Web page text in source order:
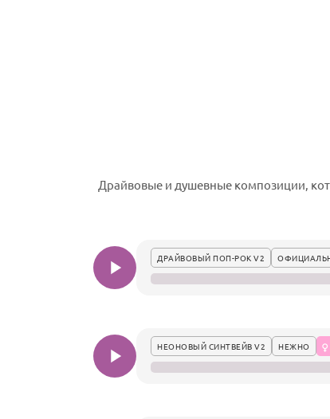
Драйвовые и душевные композиции,
ДРАЙВОВЫЙ ПОП-РОК V2
НЕОНОВЫЙ СИНТВЕЙВ V2 НЕЖНО